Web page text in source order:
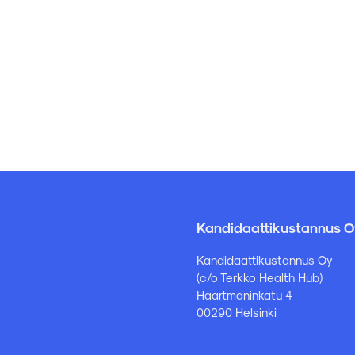
Kandidaattikustannus
Kandidaattikustannus Oy
(c/o Terkko Health Hub)
Haartmaninkatu 4
00290 Helsinki